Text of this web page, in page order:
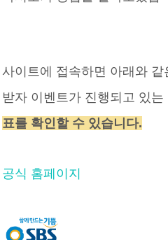
사이트에 접속하면 아래와
받자 이벤트가 진행되고 있는
표를 확인할 수 있습니다.
공식 홈페이지